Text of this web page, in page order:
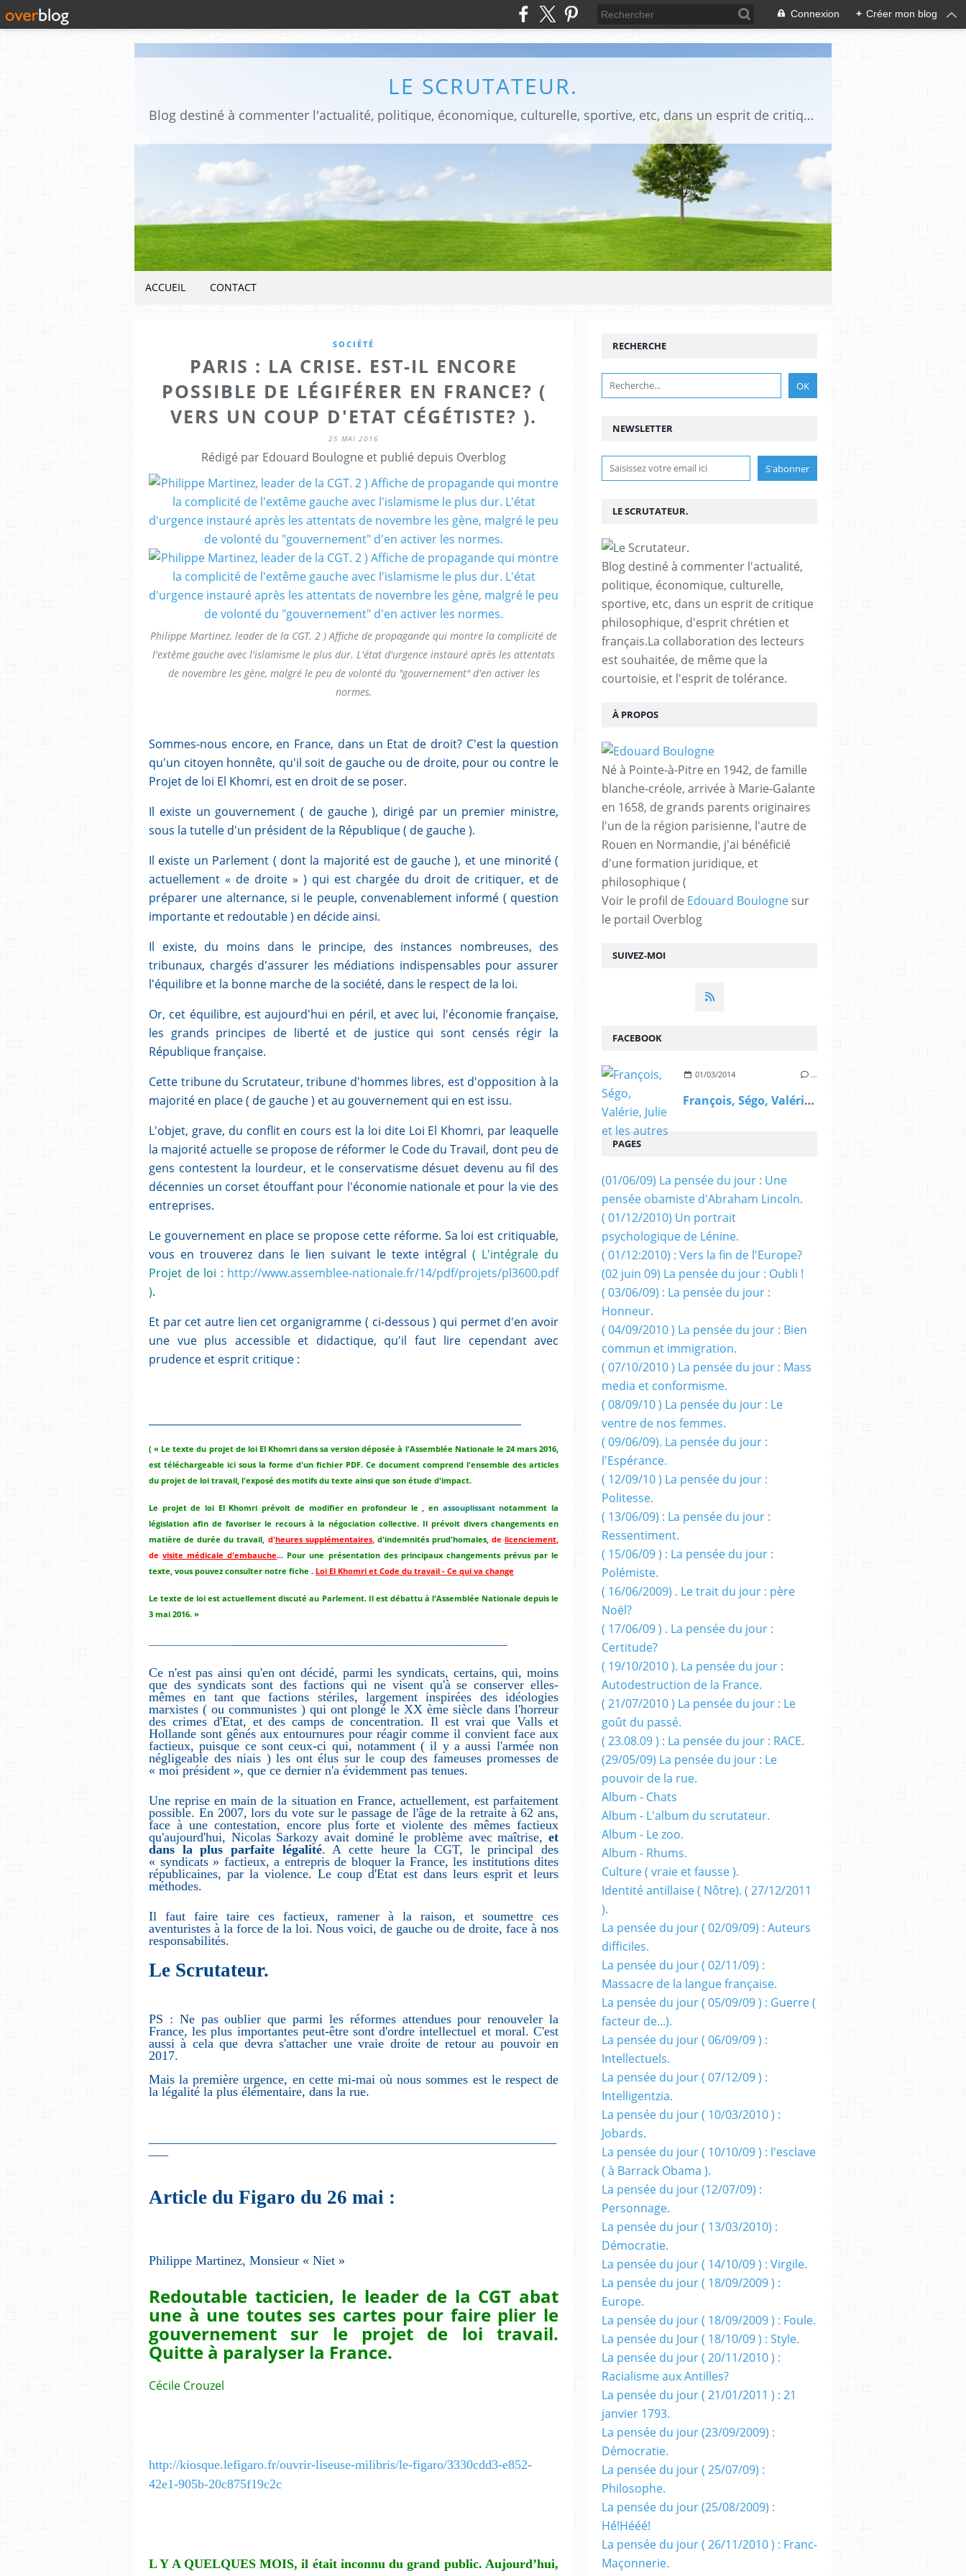
Connexion + Créer mon blog
LE SCRUTATEUR.
Blog destiné à commenter l'actualité, politique, économique, culturelle, sportive, etc, dans un esprit de critique philosophique, d'esprit chrétien et français.La collaboration des lecteurs est souhaitée, de même que la courtoisie, et l'esprit de tolérance.
ACCUEIL CONTACT
SOCIÉTÉ
PARIS : LA CRISE. EST-IL ENCORE
POSSIBLE DE LÉGIFÉRER EN FRANCE? (
VERS UN COUP D'ETAT CÉGÉTISTE? ).
25 MAI 2016
Rédigé par Edouard Boulogne et publié depuis Overblog
Philippe Martinez, leader de la CGT. 2 ) Affiche de propagande qui montre la complicité de
l'extême gauche avec l'islamisme le plus dur. L'état d'urgence instauré après les attentats
de novembre les gène, malgré le peu de volonté du "gouvernement" d'en activer les
normes.
Sommes-nous encore, en France, dans un Etat de droit? C'est la question
qu'un citoyen honnête, qu'il soit de gauche ou de droite, pour ou contre le
Projet de loi El Khomri, est en droit de se poser.
Il existe un gouvernement ( de gauche ), dirigé par un premier ministre,
sous la tutelle d'un président de la République ( de gauche ).
Il existe un Parlement ( dont la majorité est de gauche ), et une minorité (
actuellement « de droite » ) qui est chargée du droit de critiquer, et de
préparer une alternance, si le peuple, convenablement informé ( question
importante et redoutable ) en décide ainsi.
Il existe, du moins dans le principe, des instances nombreuses, des
tribunaux, chargés d'assurer les médiations indispensables pour assurer
l'équilibre et la bonne marche de la société, dans le respect de la loi.
Or, cet équilibre, est aujourd'hui en péril, et avec lui, l'économie française,
les grands principes de liberté et de justice qui sont censés régir la
République française.
Cette tribune du Scrutateur, tribune d'hommes libres, est d'opposition à la
majorité en place ( de gauche ) et au gouvernement qui en est issu.
L'objet, grave, du conflit en cours est la loi dite Loi El Khomri, par leaquelle
la majorité actuelle se propose de réformer le Code du Travail, dont peu de
gens contestent la lourdeur, et le conservatisme désuet devenu au fil des
décennies un corset étouffant pour l'économie nationale et pour la vie des
entreprises.
Le gouvernement en place se propose cette réforme. Sa loi est critiquable,
vous en trouverez dans le lien suivant le texte intégral ( L'intégrale du
Projet de loi : http://www.assemblee-nationale.fr/14/pdf/projets/pl3600.pdf
).
Et par cet autre lien cet organigramme ( ci-dessous ) qui permet d'en avoir
une vue plus accessible et didactique, qu'il faut lire cependant avec
prudence et esprit critique :
( « Le texte du projet de loi El Khomri dans sa version déposée à l'Assemblée Nationale le 24 mars 2016,
est téléchargeable ici sous la forme d'un fichier PDF. Ce document comprend l'ensemble des articles
du projet de loi travail, l'exposé des motifs du texte ainsi que son étude d'impact.
Le projet de loi El Khomri prévoit de modifier en profondeur le , en assouplissant notamment la
législation afin de favoriser le recours à la négociation collective. Il prévoit divers changements en
matière de durée du travail, d'heures supplémentaires, d'indemnités prud'homales, delicenciement
devisite médicale d'embauche... Pour une présentation des principaux changements prévus par le
texte, vous pouvez consulter notre fiche . Loi El Khomri et Code du travail - Ce qui va change
Le texte de loi est actuellement discuté au Parlement. Il est débattu à l'Assemblée Nationale depuis le
3 mai 2016. »
Ce n'est pas ainsi qu'en ont décidé, parmi les syndicats, certains, qui, moins
que des syndicats sont des factions qui ne visent qu'à se conserver elles-
mêmes en tant que factions stériles, largement inspirées des idéologies
marxistes ( ou communistes ) qui ont plongé le XX ème siècle dans l'horreur
des crimes d'Etat, et des camps de concentration. Il est vrai que Valls et
Hollande sont gênés aux entournures pour réagir comme il convient face aux
factieux, puisque ce sont ceux-ci qui, notamment ( il y a aussi l'armée non
négligeable des niais ) les ont élus sur le coup des fameuses promesses de
« moi président », que ce dernier n'a évidemment pas tenues.
Une reprise en main de la situation en France, actuellement, est parfaitement
possible. En 2007, lors du vote sur le passage de l'âge de la retraite à 62 ans,
face à une contestation, encore plus forte et violente des mêmes factieux
qu'aujourd'hui, Nicolas Sarkozy avait dominé le problème avec maîtrise, et
dans la plus parfaite légalité. A cette heure la CGT, le principal des
« syndicats » factieux, a entrepris de bloquer la France, les institutions dites
républicaines, par la violence. Le coup d'Etat est dans leurs esprit et leurs
méthodes.
Il faut faire taire ces factieux, ramener à la raison, et soumettre ces
aventuristes à la force de la loi. Nous voici, de gauche ou de droite, face à nos
responsabilités.
Le Scrutateur.
PS : Ne pas oublier que parmi les réformes attendues pour renouveler la
France, les plus importantes peut-être sont d'ordre intellectuel et moral. C'est
aussi à cela que devra s'attacher une vraie droite de retour au pouvoir en
2017.
Mais la première urgence, en cette mi-mai où nous sommes est le respect de
la légalité la plus élémentaire, dans la rue.
Article du Figaro du 26 mai :
Philippe Martinez, Monsieur « Niet »
Redoutable tacticien, le leader de la CGT abat
une à une toutes ses cartes pour faire plier le
gouvernement sur le projet de loi travail.
Quitte à paralyser la France.
Cécile Crouzel
http://kiosque.lefigaro.fr/ouvrir-liseuse-milibris/le-figaro/3330cdd3-e852-
42e1-905b-20c875f19c2c
L Y A QUELQUES MOIS, il était inconnu du grand public. Aujourd’hui,
NEWSLETTER
SUIVEZ-MOI
RECHERCHE
LE SCRUTATEUR.
Blog destiné à commenter l'actualité,
politique, économique, culturelle,
sportive, etc, dans un esprit de critique
philosophique, d'esprit chrétien et
français.La collaboration des lecteurs
est souhaitée, de même que la
courtoisie, et l'esprit de tolérance.
À PROPOS
Né à Pointe-à-Pitre en 1942, de famille
blanche-créole, arrivée à Marie-Galante
en 1658, de grands parents originaires
l'un de la région parisienne, l'autre de
Rouen en Normandie, j'ai bénéficié
d'une formation juridique, et
philosophique (
Voir le profil de Edouard Boulogne sur
le portail Overblog
FACEBOOK
01/03/2014 …
François, Ségo, Valérie, Julie et les autres
PAGES
(01/06/09) La pensée du jour : Une
pensée obamiste d'Abraham Lincoln.
( 01/12/2010) Un portrait
psychologique de Lénine.
( 01/12:2010) : Vers la fin de l'Europe?
(02 juin 09) La pensée du jour : Oubli !
( 03/06/09) : La pensée du jour :
Honneur.
( 04/09/2010 ) La pensée du jour : Bien
commun et immigration.
( 07/10/2010 ) La pensée du jour : Mass
media et conformisme.
( 08/09/10 ) La pensée du jour : Le
ventre de nos femmes.
( 09/06/09). La pensée du jour :
l'Espérance.
( 12/09/10 ) La pensée du jour :
Politesse.
( 13/06/09) : La pensée du jour :
Ressentiment.
( 15/06/09 ) : La pensée du jour :
Polémiste.
( 16/06/2009) . Le trait du jour : père
Noël?
( 17/06/09 ) . La pensée du jour :
Certitude?
( 19/10/2010 ). La pensée du jour :
Autodestruction de la France.
( 21/07/2010 ) La pensée du jour : Le
goût du passé.
( 23.08.09 ) : La pensée du jour : RACE.
(29/05/09) La pensée du jour : Le
pouvoir de la rue.
Album - Chats
Album - L'album du scrutateur.
Album - Le zoo.
Album - Rhums.
Culture ( vraie et fausse ).
Identité antillaise ( Nôtre). ( 27/12/2011
).
La pensée du jour ( 02/09/09) : Auteurs
difficiles.
La pensée du jour ( 02/11/09) :
Massacre de la langue française.
La pensée du jour ( 05/09/09 ) : Guerre (
facteur de...).
La pensée du jour ( 06/09/09 ) :
Intellectuels.
La pensée du jour ( 07/12/09 ) :
Intelligentzia.
La pensée du jour ( 10/03/2010 ) :
Jobards.
La pensée du jour ( 10/10/09 ) : l'esclave
( à Barrack Obama ).
La pensée du jour (12/07/09) :
Personnage.
La pensée du jour ( 13/03/2010) :
Démocratie.
La pensée du jour ( 14/10/09 ) : Virgile.
La pensée du jour ( 18/09/2009 ) :
Europe.
La pensée du jour ( 18/09/2009 ) : Foule.
La pensée du Jour ( 18/10/09 ) : Style.
La pensée du jour ( 20/11/2010 ) :
Racialisme aux Antilles?
La pensée du jour ( 21/01/2011 ) : 21
janvier 1793.
La pensée du jour (23/09/2009) :
Démocratie.
La pensée du jour ( 25/07/09) :
Philosophe.
La pensée du jour (25/08/2009) :
Hé!Hééé!
La pensée du jour ( 26/11/2010 ) : Franc-
Maçonnerie.